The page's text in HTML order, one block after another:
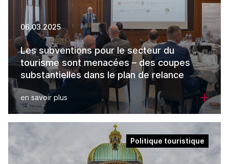
06.03.2025
Les subventions pour le secteur du
tourisme sont menacées – des coupes
substantielles dans le plan de relance
en savoir plus
Politique touristique